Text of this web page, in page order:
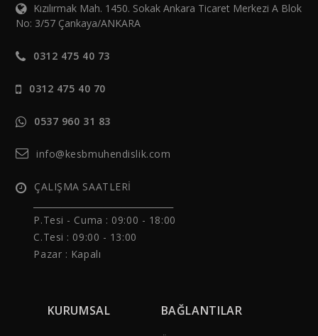
Kızılırmak Mah. 1450. Sokak Ankara Ticaret Merkezi A Blok
No: 3/57 Çankaya/ANKARA
0312 475 40 73
0312 475 40 70
0537 960 31 83
info@kesbmuhendislik.com
ÇALIŞMA SAATLERİ
P.Tesi - Cuma : 09:00 - 18:00
C.Tesi : 09:00 - 13:00
Pazar : Kapalı
KURUMSAL BAĞLANTILAR